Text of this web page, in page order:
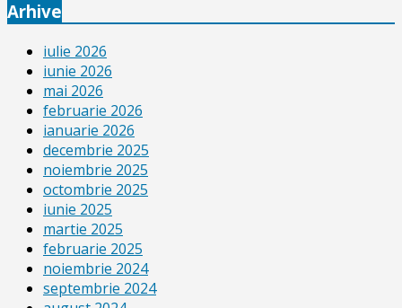
Arhive
iulie 2026
iunie 2026
mai 2026
februarie 2026
ianuarie 2026
decembrie 2025
noiembrie 2025
octombrie 2025
iunie 2025
martie 2025
februarie 2025
noiembrie 2024
septembrie 2024